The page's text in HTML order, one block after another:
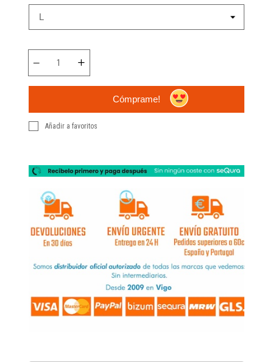
Cómprame!
Añadir a favoritos